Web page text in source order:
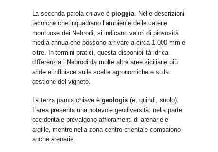
La seconda parola chiave è pioggia . Nelle descrizioni
tecniche che inquadrano l’ambiente delle catene
montuose dei Nebrodi, si indicano valori di piovosità
media annua che possono arrivare a circa 1.000 mm e
oltre. In termini pratici, questa disponibilità idrica
differenzia i Nebrodi da molte altre aree siciliane più
aride e influisce sulle scelte agronomiche e sulla
gestione del vigneto.
La terza parola chiave è geologia (e, quindi, suolo).
L’area presenta una notevole geodiversità: nella parte
occidentale prevalgono affioramenti di arenarie e
argille, mentre nella zona centro-orientale compaiono
anche arenarie.